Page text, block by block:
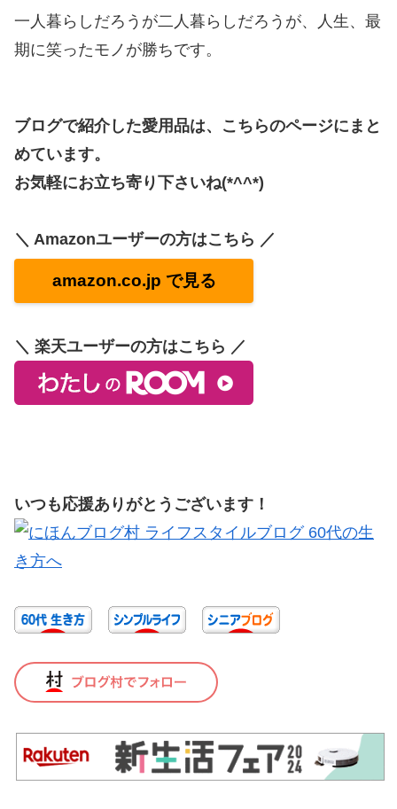
一人暮らしだろうが二人暮らしだろうが、人生、最
期に笑ったモノが勝ちです。
ブログで紹介した愛用品は、こちらのページにまと
めています。
お気軽にお立ち寄り下さいね(*^^*)
＼ Amazonユーザーの方はこちら ／
amazon.co.jp で見る
＼ 楽天ユーザーの方はこちら ／
いつも応援ありがとうございます！